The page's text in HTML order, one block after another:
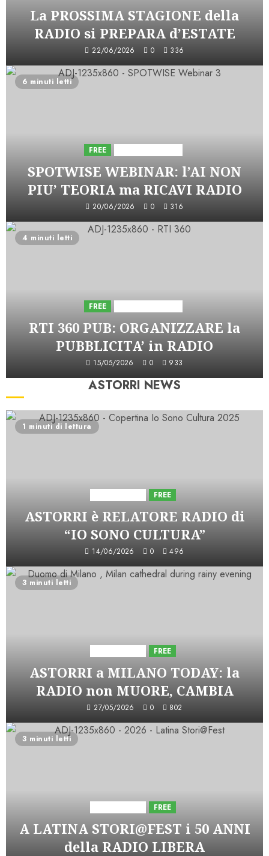
La PROSSIMA STAGIONE della
RADIO si PREPARA d’ESTATE
22/06/2026 0 336
6 minuti letti
FREE
SPOTWISE WEBINAR: l’AI NON
PIU’ TEORIA ma RICAVI RADIO
20/06/2026 0 316
4 minuti letti
FREE
RTI 360 PUB: ORGANIZZARE la
PUBBLICITA’ in RADIO
15/05/2026 0 933
ASTORRI NEWS
1 minuti di lettura
FREE
ASTORRI è RELATORE RADIO di
“IO SONO CULTURA”
14/06/2026 0 496
3 minuti letti
FREE
ASTORRI a MILANO TODAY: la
RADIO non MUORE, CAMBIA
27/05/2026 0 802
3 minuti letti
FREE
A LATINA STORI@FEST i 50 ANNI
della RADIO LIBERA